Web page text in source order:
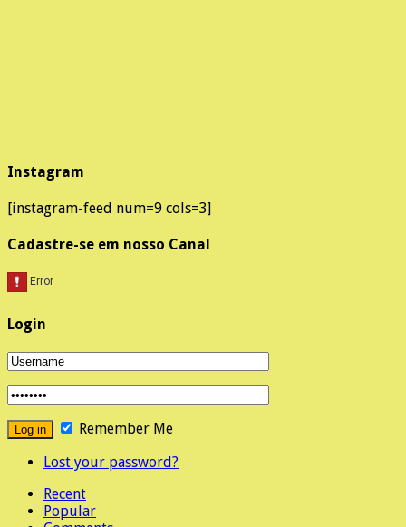
Instagram
[instagram-feed num=9 cols=3]
Cadastre-se em nosso Canal
Login
Remember Me
Lost your password?
Recent
Popular